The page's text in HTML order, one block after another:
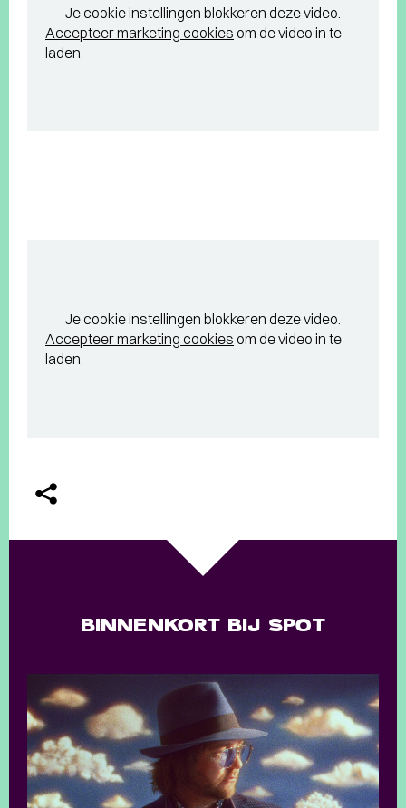
Je cookie instellingen blokkeren deze video.
Accepteer marketing cookies om de video in te
laden.
Je cookie instellingen blokkeren deze video.
Accepteer marketing cookies om de video in te
laden.
BINNENKORT BIJ SPOT